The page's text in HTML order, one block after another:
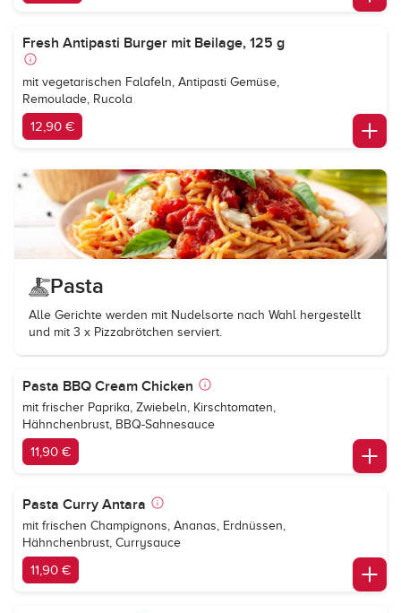
Fresh Antipasti Burger mit Beilage, 125 g
mit vegetarischen Falafeln, Antipasti Gemüse,
Remoulade, Rucola
12,90 €
Pasta
Alle Gerichte werden mit Nudelsorte nach Wahl hergestellt
und mit 3 x Pizzabrötchen serviert.
Pasta BBQ Cream Chicken
mit frischer Paprika, Zwiebeln, Kirschtomaten,
Hähnchenbrust, BBQ-Sahnesauce
11,90 €
Pasta Curry Antara
mit frischen Champignons, Ananas, Erdnüssen,
Hähnchenbrust, Currysauce
11,90 €